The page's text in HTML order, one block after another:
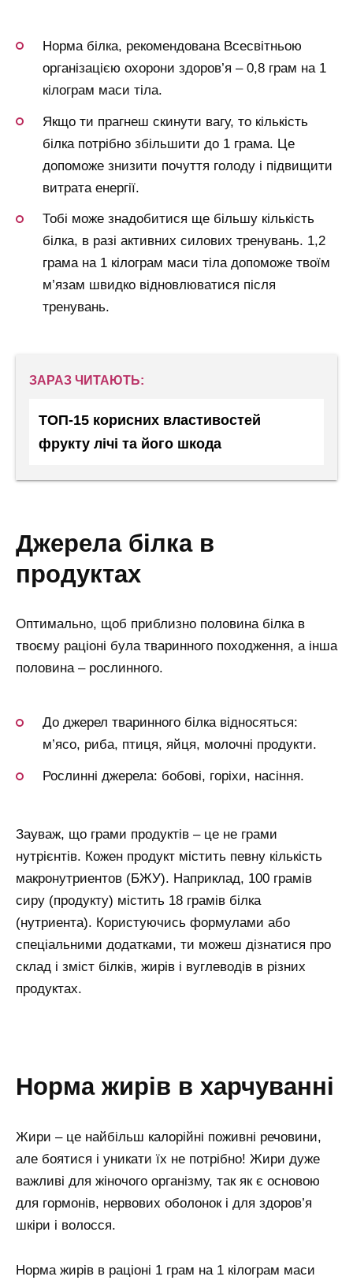
Норма білка, рекомендована Всесвітньою
організацією охорони здоров’я – 0,8 грам на 1
кілограм маси тіла.
Якщо ти прагнеш скинути вагу, то кількість
білка потрібно збільшити до 1 грама. Це
допоможе знизити почуття голоду і підвищити
витрата енергії.
Тобі може знадобитися ще більшу кількість
білка, в разі активних силових тренувань. 1,2
грама на 1 кілограм маси тіла допоможе твоїм
м’язам швидко відновлюватися після
тренувань.
ЗАРАЗ ЧИТАЮТЬ:
ТОП-15 корисних властивостей
фрукту лічі та його шкода
джерела білка в
продуктах
Оптимально, щоб приблизно половина білка в
твоєму раціоні була тваринного походження, а інша
половина – рослинного.
До джерел тваринного білка відносяться:
м’ясо, риба, птиця, яйця, молочні продукти.
Рослинні джерела: бобові, горіхи, насіння.
Зауваж, що грами продуктів – це не грами
нутрієнтів. Кожен продукт містить певну кількість
макронутриентов (БЖУ). Наприклад, 100 грамів
сиру (продукту) містить 18 грамів білка
(нутриента). Користуючись формулами або
спеціальними додатками, ти можеш дізнатися про
склад і зміст білків, жирів і вуглеводів в різних
продуктах.
норма жирів в харчуванні
Жири – це найбільш калорійні поживні речовини,
але боятися і уникати їх не потрібно! Жири дуже
важливі для жіночого організму, так як є основою
для гормонів, нервових оболонок і для здоров’я
шкіри і волосся.
Норма жирів в раціоні 1 грам на 1 кілограм маси